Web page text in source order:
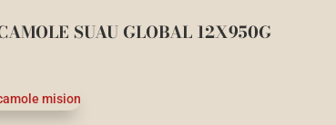
SUAU GLOBAL 12X950G